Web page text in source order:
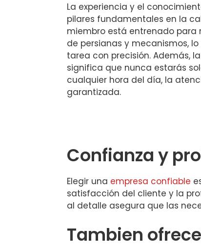
La experiencia y el
pilares fundamentales en la
miembro está entrenado para
de persianas y mecanismos,
tarea con precisión. Además,
significa que nunca estarás
cualquier hora del día, la
garantizada.
Confianza y
Elegir una empresa confiable
satisfacción del cliente y la
al detalle asegura que las
Tambien